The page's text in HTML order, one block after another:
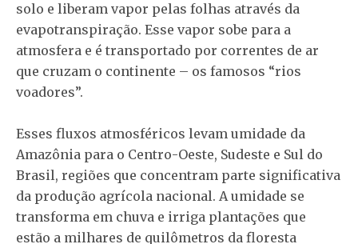
solo e liberam vapor pelas folhas através da
evapotranspiração. Esse vapor sobe para a
atmosfera e é transportado por correntes de ar
que cruzam o continente – os famosos “rios
voadores”.
Esses fluxos atmosféricos levam umidade da
Amazônia para o Centro-Oeste, Sudeste e Sul do
Brasil, regiões que concentram parte significativa
da produção agrícola nacional. A umidade se
transforma em chuva e irriga plantações que
estão a milhares de quilômetros da floresta